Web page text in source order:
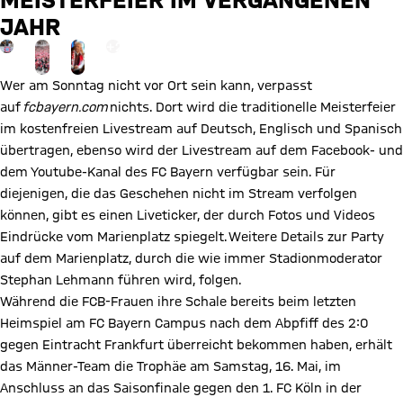
JAHR
Gehe zu Gallerie Seite: zur Galerie
Wer am Sonntag nicht vor Ort sein kann, verpasst
auf fcbayern.comnichts. Dort wird die traditionelle Meisterfeier
im kostenfreien Livestream auf Deutsch, Englisch und Spanisch
übertragen, ebenso wird der Livestream auf dem Facebook- und
dem Youtube-Kanal des FC Bayern verfügbar sein. Für
diejenigen, die das Geschehen nicht im Stream verfolgen
können, gibt es einen Liveticker, der durch Fotos und Videos
Eindrücke vom Marienplatz spiegelt. Weitere Details zur Party
auf dem Marienplatz, durch die wie immer Stadionmoderator
Stephan Lehmann führen wird, folgen.
Während die FCB-Frauen ihre Schale bereits beim letzten
Heimspiel am FC Bayern Campus nach dem Abpfiff des 2:0
gegen Eintracht Frankfurt überreicht bekommen haben, erhält
das Männer-Team die Trophäe am Samstag, 16. Mai, im
Anschluss an das Saisonfinale gegen den 1. FC Köln in der